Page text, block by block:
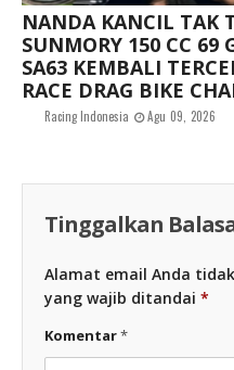
NANDA KANCIL TAK
SUNMORY 150 CC 69
SA63 KEMBALI
RACE DRAG BIKE
Racing Indonesia Agu 09, 2026
Tinggalkan
Alamat email Anda
yang wajib ditandai *
Komentar*